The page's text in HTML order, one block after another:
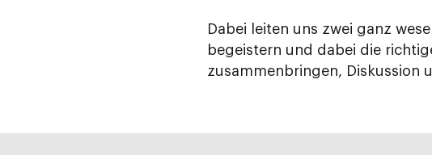
Dabei leiten uns zwei ganz
begeistern und dabei die
zusammenbringen, Diskussion